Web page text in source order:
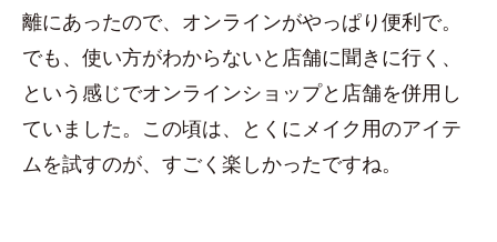
離にあったので、オンラインがやっぱり便利で。
でも、使い方がわからないと店舗に聞きに行く、
という感じでオンラインショップと店舗を併用し
ていました。この頃は、とくにメイク用のアイテ
ムを試すのが、すごく楽しかったですね。